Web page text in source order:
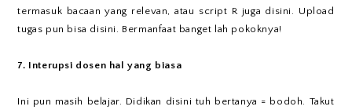
termasuk bacaan yang relevan, atau script R juga disini. Upload
tugas pun bisa disini. Bermanfaat banget lah pokoknya!
7. Interupsi dosen hal yang biasa
Ini pun masih belajar. Didikan disini tuh bertanya = bodoh. Takut